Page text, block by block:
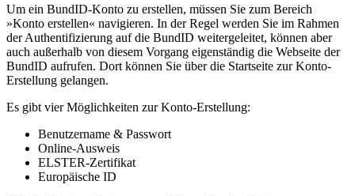
Um ein BundID-Konto zu erstellen, müssen Sie zum Bereich
»Konto erstellen« navigieren. In der Regel werden Sie im Rahmen
der Authentifizierung auf die BundID weitergeleitet, können aber
auch außerhalb von diesem Vorgang eigenständig die Webseite der
BundID aufrufen. Dort können Sie über die Startseite zur Konto-
Erstellung gelangen.
Es gibt vier Möglichkeiten zur Konto-Erstellung:
Benutzername & Passwort
Online-Ausweis
ELSTER-Zertifikat
Europäische ID